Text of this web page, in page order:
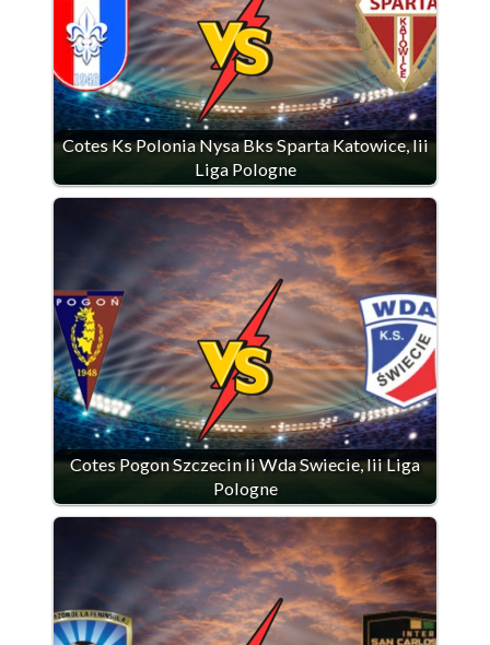
Cotes Ks Polonia Nysa Bks Sparta Katowice, Iii
Liga Pologne
Cotes Pogon Szczecin Ii Wda Swiecie, Iii Liga
Pologne